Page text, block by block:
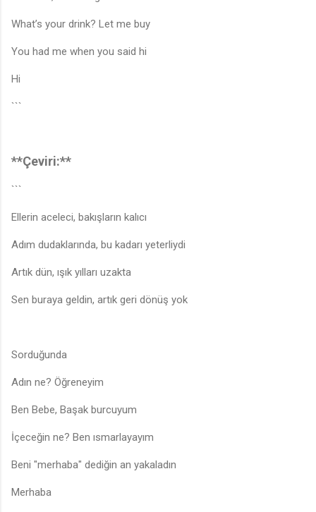
What’s your drink? Let me buy
You had me when you said hi
Hi
```
**Çeviri:**
```
Ellerin aceleci, bakışların kalıcı
Adım dudaklarında, bu kadarı yeterliydi
Artık dün, ışık yılları uzakta
Sen buraya geldin, artık geri dönüş yok
Sorduğunda
Adın ne? Öğreneyim
Ben Bebe, Başak burcuyum
İçeceğin ne? Ben ısmarlayayım
Beni "merhaba" dediğin an yakaladın
Merhaba